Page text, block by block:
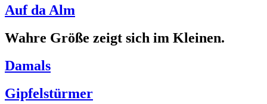
Auf da Alm
Wahre Größe zeigt sich im Kleinen.
Damals
Gipfelstürmer